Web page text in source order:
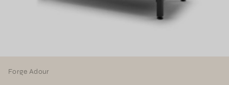
Forge Adour